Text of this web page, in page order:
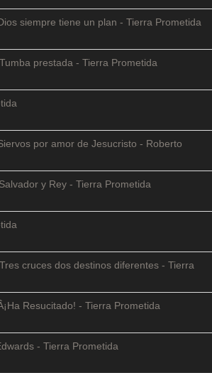
siempre tiene un plan - Tierra Prometida
prestada - Tierra Prometida
por amor de Jesucristo - Roberto
y Rey - Tierra Prometida
cruces dos destinos diferentes - Tierra
Resucitado! - Tierra Prometida
- Tierra Prometida